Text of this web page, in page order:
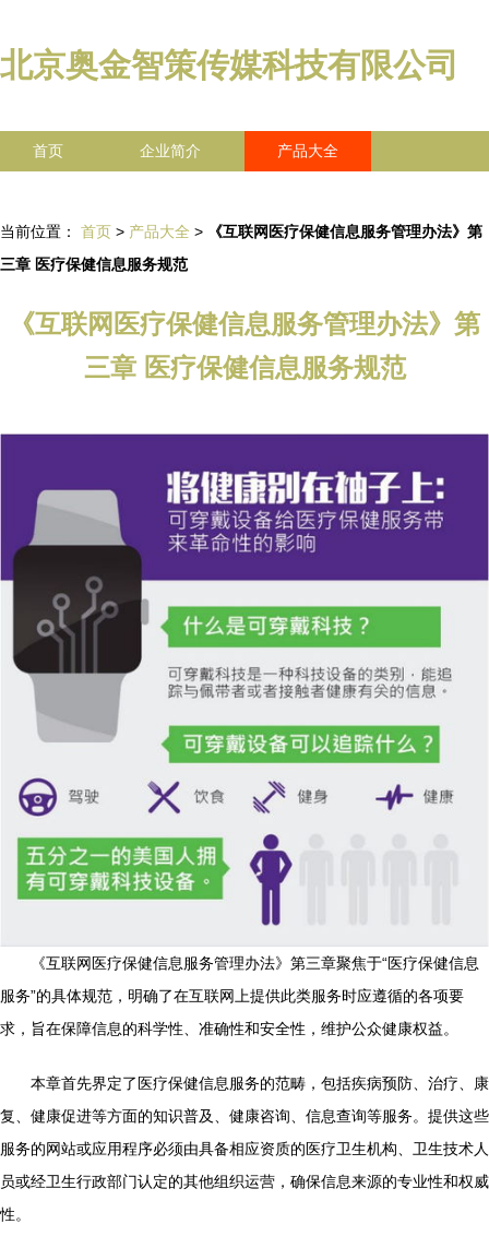
北京奥金智策传媒科技有限公司
首页 企业简介 产品大全
当前位置： 首页 > 产品大全 >
《互联网医疗保健信息服务管理办法》第
三章 医疗保健信息服务规范
《互联网医疗保健信息服务管理办法》第
三章 医疗保健信息服务规范
《互联网医疗保健信息服务管理办法》第三章聚焦于“医疗保健信息
服务”的具体规范，明确了在互联网上提供此类服务时应遵循的各项要
求，旨在保障信息的科学性、准确性和安全性，维护公众健康权益。
本章首先界定了医疗保健信息服务的范畴，包括疾病预防、治疗、康
复、健康促进等方面的知识普及、健康咨询、信息查询等服务。提供这些
服务的网站或应用程序必须由具备相应资质的医疗卫生机构、卫生技术人
员或经卫生行政部门认定的其他组织运营，确保信息来源的专业性和权威
性。